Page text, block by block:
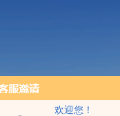
欢迎您！